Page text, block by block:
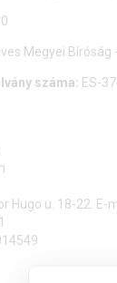
Megyei Bíróság
száma: ES-
Hugo u. 18-22.